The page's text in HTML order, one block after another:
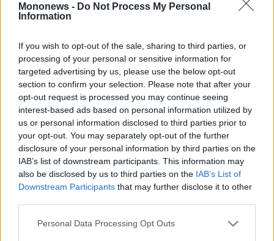
Mononews - Do Not Process My Personal
Information
If you wish to opt-out of the sale, sharing to third parties, or
processing of your personal or sensitive information for
targeted advertising by us, please use the below opt-out
section to confirm your selection. Please note that after your
opt-out request is processed you may continue seeing
interest-based ads based on personal information utilized by
us or personal information disclosed to third parties prior to
your opt-out. You may separately opt-out of the further
disclosure of your personal information by third parties on the
IAB’s list of downstream participants. This information may
also be disclosed by us to third parties on the IAB’s List of
Downstream Participants that may further disclose it to other
Personal Data Processing Opt Outs
περιλαμβάνεται και η ειδική χρήση των
την ορθή λειτουργία του Επιχειρηματικού
Πάρκου.
Αναλυτικότερα, το έργο αφορά την
μετεγκατάσταση των μεταφορικών
επιχειρήσεων του Ελαιώνα / Βοτανικού και την
ανάπτυξη ενός «πράσινου» Επιχειρηματικού
Πάρκου του ν.4982/2022 σε ακίνητο 450
στρεμμάτων περίπου, στην περιοχή «Σπηλιές»
του Δήμου Φυλής.
επιχειρήσεων από τον Ελαιώνα για να